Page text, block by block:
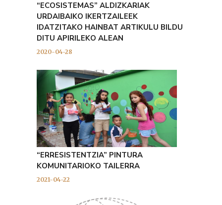
“ECOSISTEMAS” ALDIZKARIAK
URDAIBAIKO IKERTZAILEEK
IDATZITAKO HAINBAT ARTIKULU BILDU
DITU APIRILEKO ALEAN
2020-04-28
“ERRESISTENTZIA” PINTURA
KOMUNITARIOKO TAILERRA
2021-04-22